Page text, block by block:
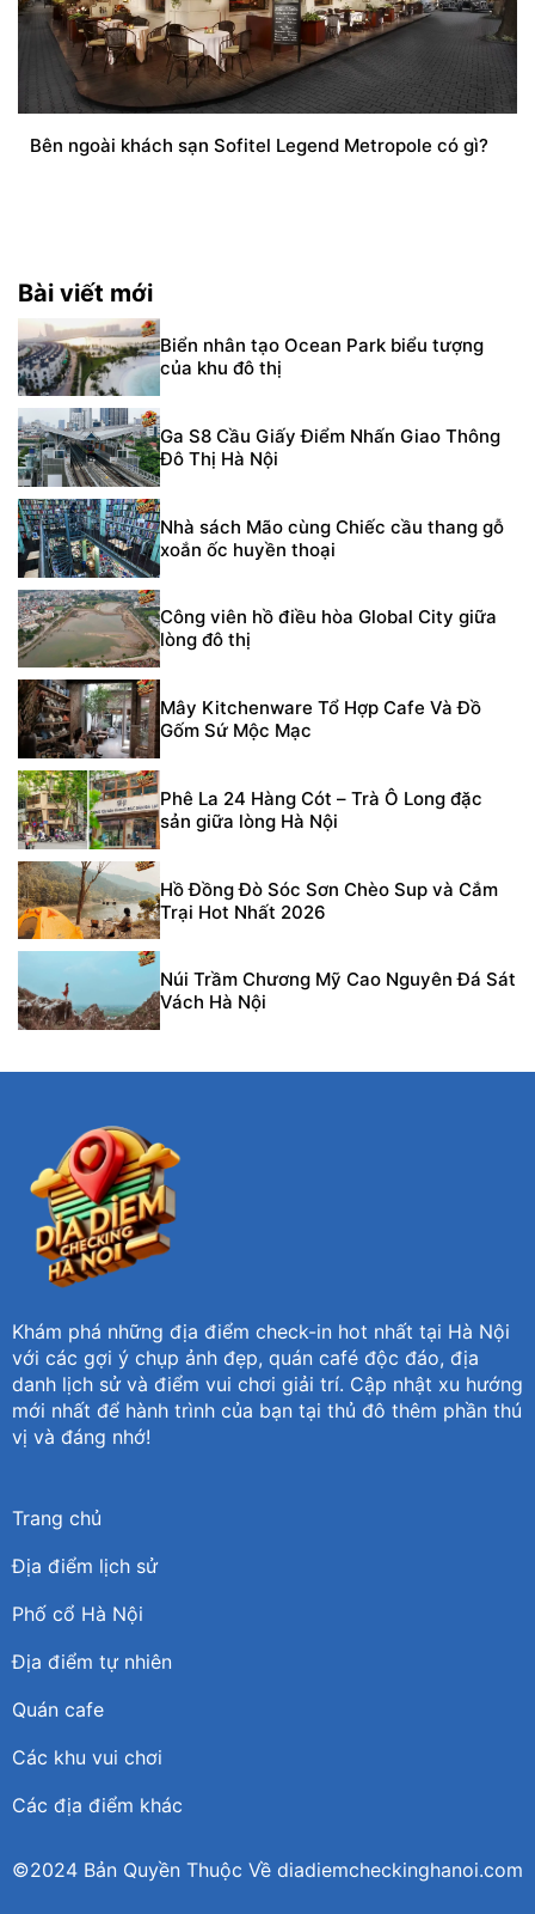
Bên ngoài khách sạn Sofitel Legend Metropole có gì?
Bài viết mới
Biển nhân tạo Ocean Park biểu tượng
của khu đô thị
Ga S8 Cầu Giấy Điểm Nhấn Giao Thông
Đô Thị Hà Nội
Nhà sách Mão cùng Chiếc cầu thang gỗ
xoắn ốc huyền thoại
Công viên hồ điều hòa Global City giữa
lòng đô thị
Mây Kitchenware Tổ Hợp Cafe Và Đồ
Gốm Sứ Mộc Mạc
Phê La 24 Hàng Cót – Trà Ô Long đặc
sản giữa lòng Hà Nội
Hồ Đồng Đò Sóc Sơn Chèo Sup và Cắm
Trại Hot Nhất 2026
Núi Trầm Chương Mỹ Cao Nguyên Đá Sát
Vách Hà Nội
Khám phá những địa điểm check-in hot nhất tại Hà Nội
với các gợi ý chụp ảnh đẹp, quán café độc đáo, địa
danh lịch sử và điểm vui chơi giải trí. Cập nhật xu hướng
mới nhất để hành trình của bạn tại thủ đô thêm phần thú
vị và đáng nhớ!
Trang chủ
Địa điểm lịch sử
Phố cổ Hà Nội
Địa điểm tự nhiên
Quán cafe
Các khu vui chơi
Các địa điểm khác
©2024 Bản Quyền Thuộc Về diadiemcheckinghanoi.com